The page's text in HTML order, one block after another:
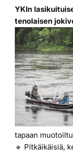
Rahoitus
YKIn
tenolaisen
tapaan
🔹 Pitkäikäisiä,